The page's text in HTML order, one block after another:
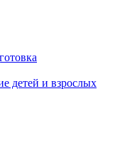
детей и взрослых